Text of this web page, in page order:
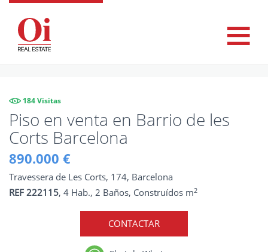
184 Visitas
Piso en venta en Barrio de les
Corts Barcelona
890.000 €
Travessera de Les Corts, 174, Barcelona
REF 222115, 4 Hab., 2 Baños, Construídos m2
CONTACTAR